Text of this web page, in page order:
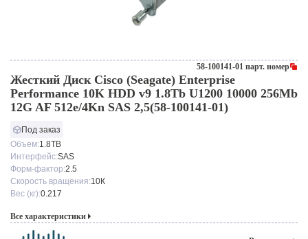
58-100141-01 парт. номер
Жесткий Диск Cisco (Seagate) Enterprise
Performance 10K HDD v9 1.8Tb U1200 10000 256Mb
12G AF 512e/4Kn SAS 2,5(58-100141-01)
Под заказ
Объем:1.8TB
Интерфейс:SAS
Форм-фактор:2.5
Скорость вращения:10К
Вес (кг):0.217
Все характеристики